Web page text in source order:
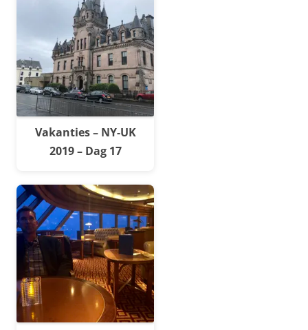
Vakanties – NY-UK
2019 – Dag 17